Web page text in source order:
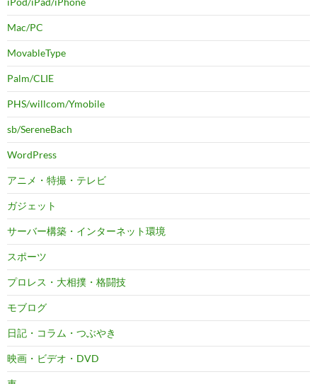
Mac/PC
MovableType
Palm/CLIE
PHS/willcom/Ymobile
sb/SereneBach
WordPress
アニメ・特撮・テレビ
ガジェット
サーバー構築・インターネット環境
スポーツ
プロレス・大相撲・格闘技
モブログ
日記・コラム・つぶやき
映画・ビデオ・DVD